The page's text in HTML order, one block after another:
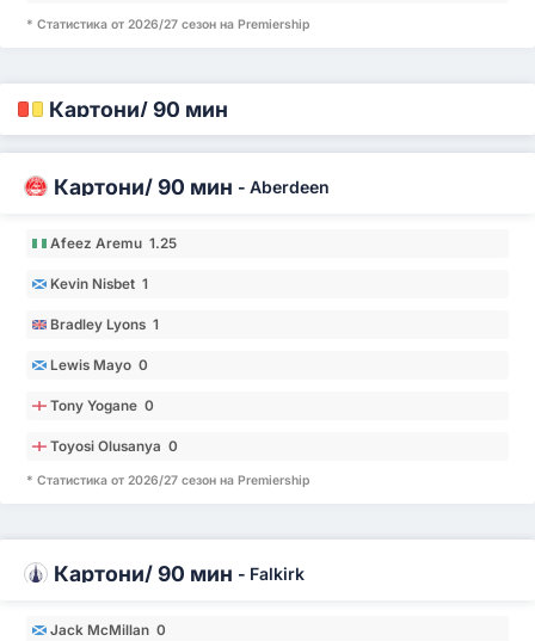
* Статистика от 2026/27 сезон на Premiership
Картони/ 90 мин
Картони/ 90 мин - Aberdeen
Afeez Aremu 1.25
Kevin Nisbet 1
Bradley Lyons 1
Lewis Mayo 0
Tony Yogane 0
Toyosi Olusanya 0
* Статистика от 2026/27 сезон на Premiership
Картони/ 90 мин - Falkirk
Jack McMillan 0